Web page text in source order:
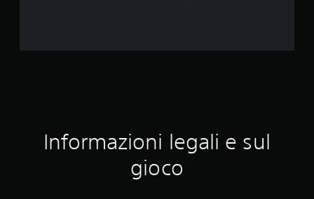
t
Informazioni legali e sul
gioco